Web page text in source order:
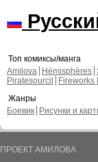
Топ комиксы/манга
Amilova
Hémisphères
Piratesourcil
Fireworks
Жанры
Боевик
Рисунки и
ПРОЕКТ АМИЛОВА